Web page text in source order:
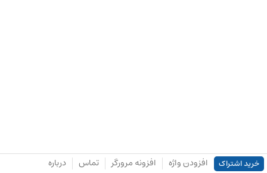
خرید اشتراک افزودن واژه افزونه مرورگر تماس درباره